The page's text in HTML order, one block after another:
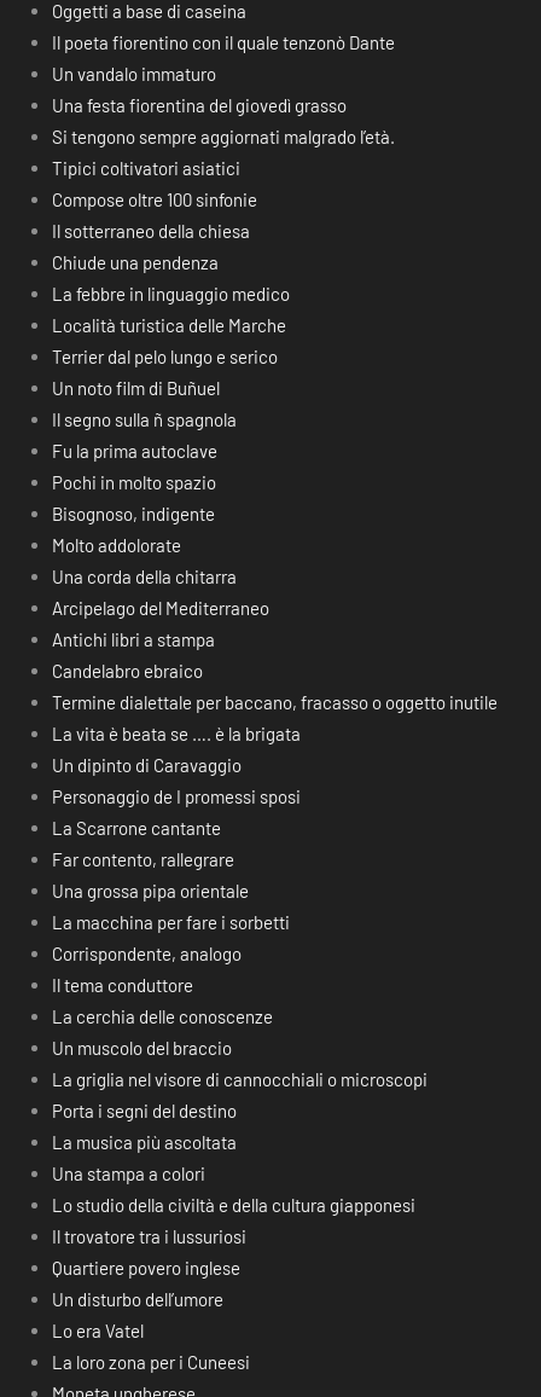
Oggetti a base di caseina
Il poeta fiorentino con il quale tenzonò Dante
Un vandalo immaturo
Una festa fiorentina del giovedì grasso
Si tengono sempre aggiornati malgrado l’età.
Tipici coltivatori asiatici
Compose oltre 100 sinfonie
Il sotterraneo della chiesa
Chiude una pendenza
La febbre in linguaggio medico
Località turistica delle Marche
Terrier dal pelo lungo e serico
Un noto film di Buñuel
Il segno sulla ñ spagnola
Fu la prima autoclave
Pochi in molto spazio
Bisognoso, indigente
Molto addolorate
Una corda della chitarra
Arcipelago del Mediterraneo
Antichi libri a stampa
Candelabro ebraico
Termine dialettale per baccano, fracasso o oggetto inutile
La vita è beata se …. è la brigata
Un dipinto di Caravaggio
Personaggio de I promessi sposi
La Scarrone cantante
Far contento, rallegrare
Una grossa pipa orientale
La macchina per fare i sorbetti
Corrispondente, analogo
Il tema conduttore
La cerchia delle conoscenze
Un muscolo del braccio
La griglia nel visore di cannocchiali o microscopi
Porta i segni del destino
La musica più ascoltata
Una stampa a colori
Lo studio della civiltà e della cultura giapponesi
Il trovatore tra i lussuriosi
Quartiere povero inglese
Un disturbo dell’umore
Lo era Vatel
La loro zona per i Cuneesi